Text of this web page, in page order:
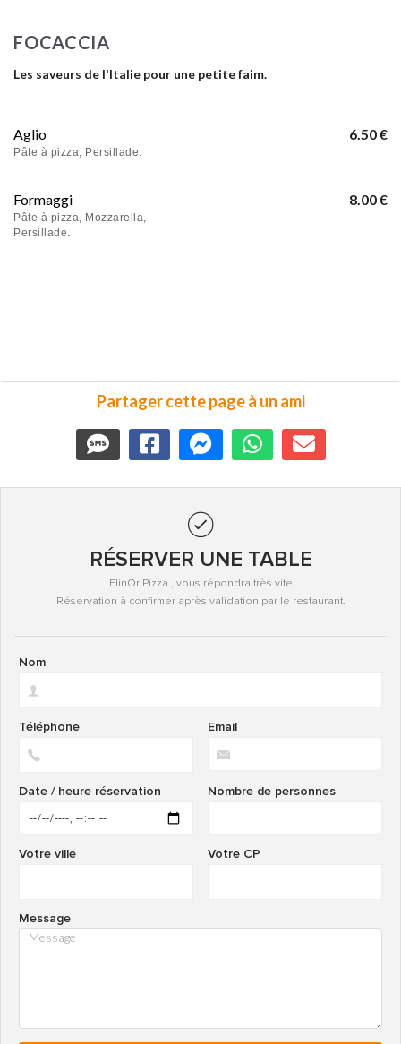
FOCACCIA
Les saveurs de l'Italie pour une petite faim.
6.50 €
Aglio
Pâte à pizza, Persillade.
8.00 €
Formaggi
Pâte à pizza, Mozzarella,
Persillade.
Partager cette page à un ami
RÉSERVER UNE TABLE
ElinOr Pizza , vous répondra très vite
Réservation à confirmer après validation par le restaurant.
Nom
Email
Téléphone
Nombre de personnes
Date / heure réservation
Votre CP
Votre ville
Message